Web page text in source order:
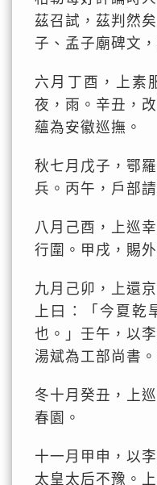
茲召試，茲判然
子、孟子廟碑文
六月丁酉，上素
夜，雨。辛丑，
蘊為安徽巡撫。
秋七月戊子，鄂
兵。丙午，戶部
八月己酉，上巡
行圍。甲戌，賜
九月己卯，上還
上曰：「今夏乾
也。」壬午，以
湯斌為工部尚書
冬十月癸丑，上
春園。
十一月甲申，以
太皇太后不豫。